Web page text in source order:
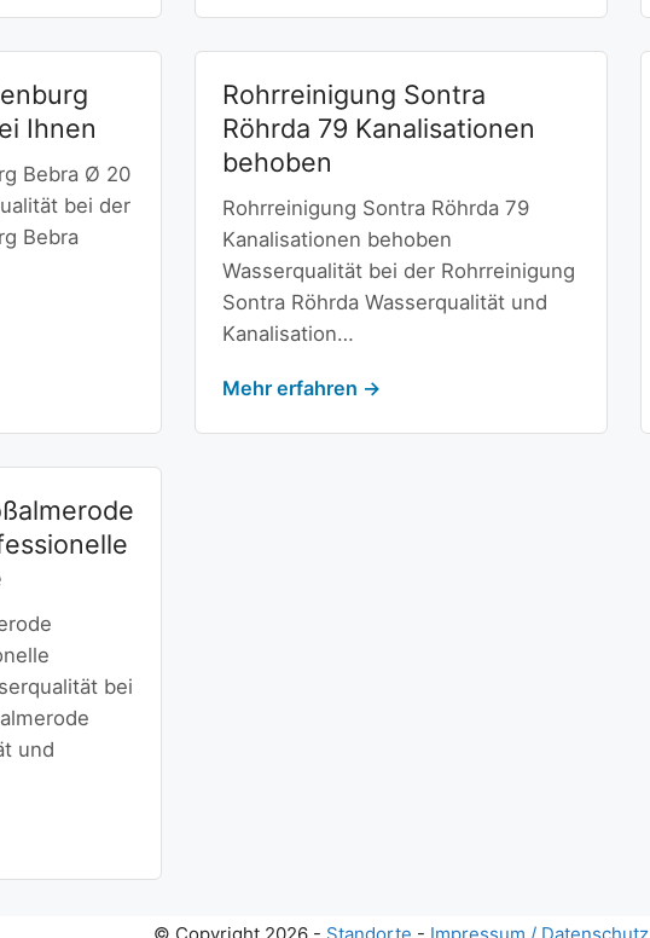
Ihnen
Bebra Ø 20
bei der
Bebra
Rohrreinigung Sontra
Röhrda 79 Kanalisationen
behoben
Rohrreinigung Sontra Röhrda 79
Kanalisationen behoben
Wasserqualität bei der Rohrreinigung
Sontra Röhrda Wasserqualität und
Kanalisation…
Mehr erfahren →
bei
und